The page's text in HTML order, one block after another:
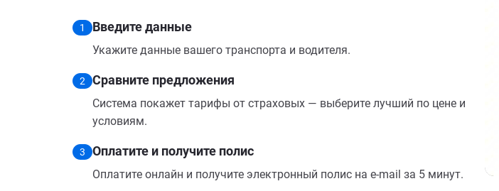
1 Введите данные
Укажите данные вашего транспорта и водителя.
2 Сравните предложения
Система покажет тарифы от страховых — выберите лучший по цене и
условиям.
3 Оплатите и получите полис
Оплатите онлайн и получите электронный полис на e-mail за 5 минут.